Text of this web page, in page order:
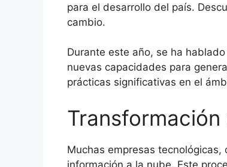
para el desarrollo del país.
cambio.
Durante este año, se ha
nuevas capacidades para
prácticas significativas en el
Muchas empresas
información a la nube. Este